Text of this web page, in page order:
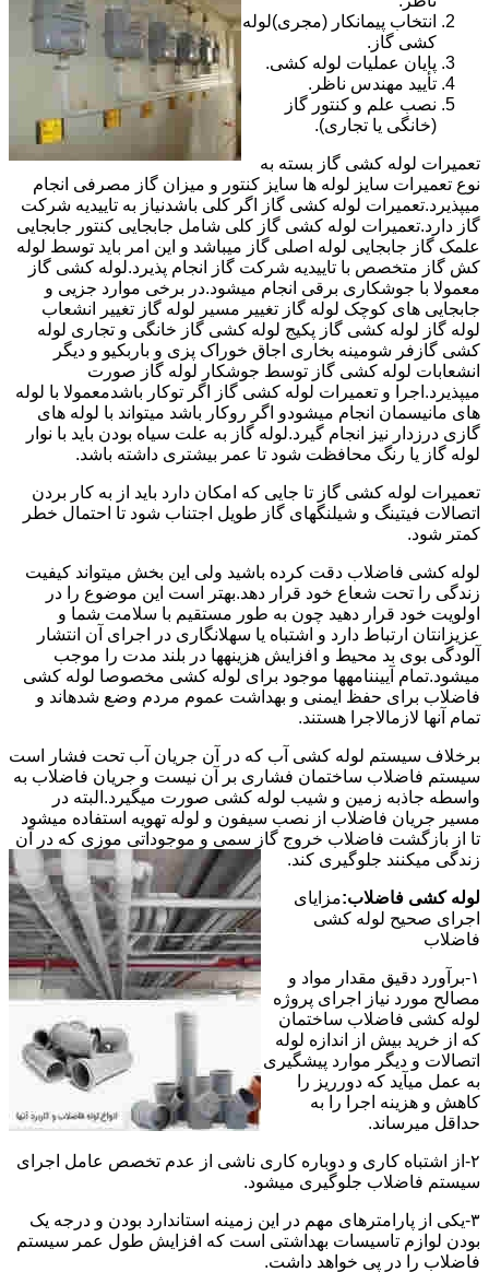
انتخاب پیمانکار (مجری)لوله
کشی گاز.
پایان عملیات لوله کشی.
تأیید مهندس ناظر.
نصب علم و کنتور گاز
(خانگی یا تجاری).
تعمیرات لوله کشی گاز بسته به
نوع تعمیرات سایز لوله ها سایز کنتور و میزان گاز مصرفی انجام
میپذیرد.تعمیرات لوله کشی گاز اگر کلی باشدنیاز به تاییدیه شرکت
گاز دارد.تعمیرات لوله کشی گاز کلی شامل جابجایی کنتور جابجایی
علمک گاز جابجایی لوله اصلی گاز میباشد و این امر باید توسط لوله
کش گاز متخصص با تاییدیه شرکت گاز انجام پذیرد.لوله کشی گاز
معمولا با جوشکاری برقی انجام میشود.در برخی موارد جزیی و
جابجایی های کوچک لوله گاز تغییر مسیر لوله گاز تغییر انشعاب
لوله گاز لوله کشی گاز پکیج لوله کشی گاز خانگی و تجاری لوله
کشی گازفر شومینه بخاری اجاق خوراک پزی و باربکیو و دیگر
انشعابات لوله کشی گاز توسط جوشکار لوله گاز صورت
میپذیرد.اجرا و تعمیرات لوله کشی گاز اگر توکار باشدمعمولا با لوله
های مانیسمان انجام میشودو اگر روکار باشد میتواند با لوله های
گازی درزدار نیز انجام گیرد.لوله گاز به علت سیاه بودن باید با نوار
لوله گاز یا رنگ محافظت شود تا عمر بیشتری داشته باشد.
تعمیرات لوله کشی گاز تا جایی که امکان دارد باید از به کار بردن
اتصالات فیتینگ و شیلنگهای گاز طویل اجتناب شود تا احتمال خطر
کمتر شود.
لوله کشی فاضلاب دقت کرده باشید ولی این بخش میتواند کیفیت
زندگی را تحت شعاع خود قرار دهد.بهتر است این موضوع را در
اولویت خود قرار دهید چون به طور مستقیم با سلامت شما و
عزیزانتان ارتباط دارد و اشتباه یا سهلانگاری در اجرای آن انتشار
آلودگی بوی بد محیط و افزایش هزینهها در بلند مدت را موجب
میشود.تمام آییننامهها موجود برای لوله کشی مخصوصا لوله کشی
فاضلاب برای حفظ ایمنی و بهداشت عموم مردم وضع شدهاند و
تمام آنها لازمالاجرا هستند.
برخلاف سیستم لوله کشی آب که در آن جریان آب تحت فشار است
سیستم فاضلاب ساختمان فشاری بر آن نیست و جریان فاضلاب به
واسطه جاذبه زمین و شیب لوله کشی صورت میگیرد.البته در
مسیر جریان فاضلاب از نصب سیفون و لوله تهویه استفاده میشود
تا از بازگشت فاضلاب خروج گاز سمی و موجوداتی موزی که در آن
زندگی میکنند جلوگیری کند.
لوله کشی فاضلاب:مزایای
اجرای صحیح لوله کشی
فاضلاب
۱-برآورد دقیق مقدار مواد و
مصالح مورد نیاز اجرای پروژه
لوله کشی فاضلاب ساختمان
که از خرید بیش از اندازه لوله
اتصالات و دیگر موارد پیشگیری
به عمل میآید که دورریز را
کاهش و هزینه اجرا را به
حداقل میرساند.
۲-از اشتباه کاری و دوباره کاری ناشی از عدم تخصص عامل اجرای
سیستم فاضلاب جلوگیری میشود.
۳-یکی از پارامترهای مهم در این زمینه استاندارد بودن و درجه یک
بودن لوازم تاسیسات بهداشتی است که افزایش طول عمر سیستم
فاضلاب را در پی خواهد داشت.